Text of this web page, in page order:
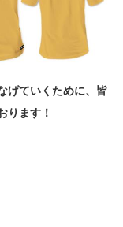
げていくために、皆
ります！